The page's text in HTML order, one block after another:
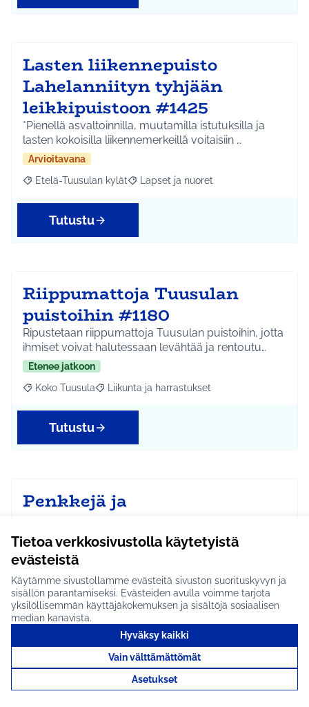
Tietoa verkkosivustolla käytetyistä
evästeistä
Käytämme sivustollamme evästeitä sivuston suorituskyvyn ja
sisällön parantamiseksi. Evästeiden avulla voimme tarjota
yksilöllisemmän käyttäjäkokemuksen ja sisältöjä sosiaalisen
median kanavista.
Hyväksy kaikki
Vain välttämättömät
Asetukset
Lasten liikennepuisto
Lahelanniityn tyhjään
leikkipuistoon #1425
*Pienellä asvaltoinnilla, muutamilla istutuksilla ja
lasten kokoisilla liikennemerkeillä voitaisiin …
Arvioitavana
Rajaa tulokset aihepiirin mukaan: Etelä-Tuusulan kylät
Etelä-Tuusulan kylät Rajaa tulokset teeman mukaan: Lapset
Lapset ja nuoret
Tutustu
Riippumattoja Tuusulan
puistoihin #1180
Ripustetaan riippumattoja Tuusulan puistoihin, jotta
ihmiset voivat halutessaan levähtää ja rentoutu…
Etenee jatkoon
Rajaa tulokset aihepiirin mukaan: Koko Tuusula
Koko Tuusula Rajaa tulokset teeman mukaan: Liikunta ja
Liikunta ja harrastukset
Tutustu
Penkkejä ja
Mattilan alueelle #1275
IDEAN KUVAUS: Kunta toimittaa ja asentaa penkit ja
roskikset. Suotie, Kaarnatie. Yksi penkki per tie…
Etenee jatkoon
Rajaa tulokset aihepiirin mukaan: Hyrylä
Hyrylä Rajaa tulokset teeman mukaan: Ympäristö
Ympäristö